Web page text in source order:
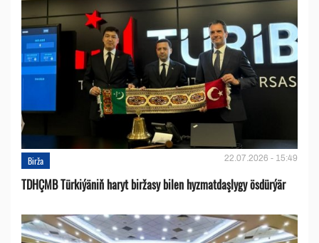
Birža 22.07.2026 - 15:49
TDHÇMB Türkiýäniň haryt biržasy bilen hyzmatdaşlygy ösdürýär